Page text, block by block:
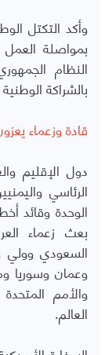
وأكد التكتل
بمواصلة العمل
النظام
بالشراكة
قادة وزعماء
دول الإقليم
الرئاسي
الوحدة وقائد
بعث زعماء
السعودي وولي
وعمان وسوريا
والأمم
العالم.